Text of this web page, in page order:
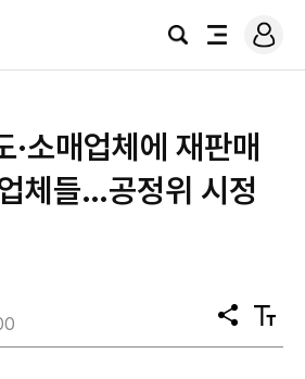
검
전
로
그
·소매업체에 재판매
체들…공정위 시정
공
유
텍
스